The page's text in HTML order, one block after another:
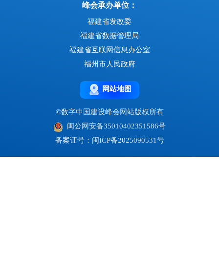
峰会承办单位：
福建省发改委
福建省数据管理局
福建省互联网信息办公室
福州市人民政府
网站地图
©数字中国建设峰会网站版权所有
闽公网安备35010402351586号
备案证号：闽ICP备2025090531号